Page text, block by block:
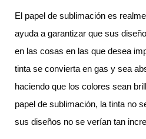
El papel de sublimación es
ayuda a garantizar que sus
en las cosas en las que desea
tinta se convierta en gas y sea
haciendo que los colores sean
papel de sublimación, la tinta no
sus diseños no se verían tan